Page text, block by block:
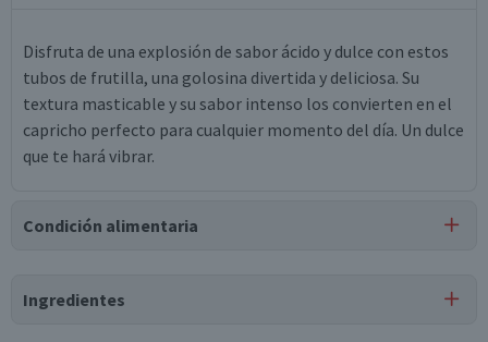
Disfruta de una explosión de sabor ácido y dulce con estos
tubos de frutilla, una golosina divertida y deliciosa. Su
textura masticable y su sabor intenso los convierten en el
capricho perfecto para cualquier momento del día. Un dulce
que te hará vibrar.
Condición alimentaria
Ingredientes